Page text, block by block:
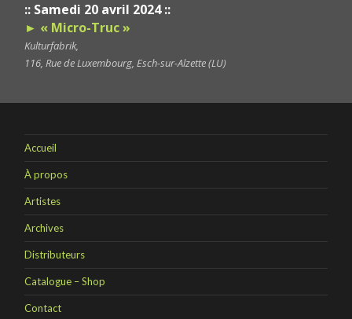
:: Samedi 20 avril 2024 ::
► « Micro-Truc »
Kulturfabrik,
116, Rue de Luxembourg, Esch-sur-Alzette (LU)
Accueil
À propos
Artistes
Archives
Distributeurs
Catalogue – Shop
Contact